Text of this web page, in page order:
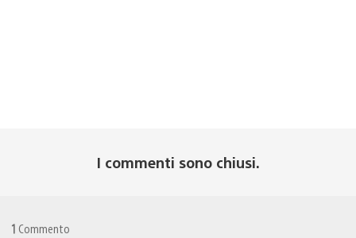
I commenti sono chiusi.
1 Commento